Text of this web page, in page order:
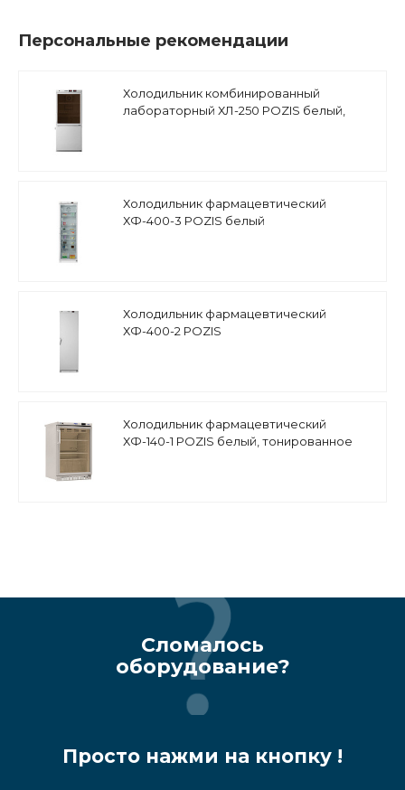
Персональные рекомендации
Холодильник комбинированный
лабораторный ХЛ-250 POZIS белый,
Холодильник фармацевтический
ХФ-400-3 POZIS белый
Холодильник фармацевтический
ХФ-400-2 POZIS
Холодильник фармацевтический
ХФ-140-1 POZIS белый, тонированное
Сломалось
оборудование?
Просто нажми на кнопку !